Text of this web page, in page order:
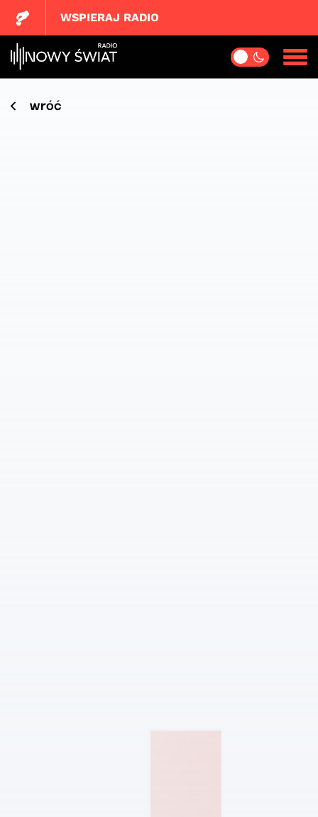
WSPIERAJ RADIO
wróć